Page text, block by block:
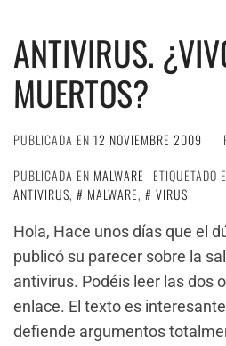
ANTIVIRUS.
MUERTOS?
PUBLICADA EN 12 NOVIEMBRE 2009
PUBLICADA EN MALWARE ETIQUETADO
ANTIVIRUS, MALWARE,
VIRUS
Hola, Hace unos días que el
publicó su parecer sobre la
antivirus. Podéis leer las dos
enlace. El texto es
defiende argumentos